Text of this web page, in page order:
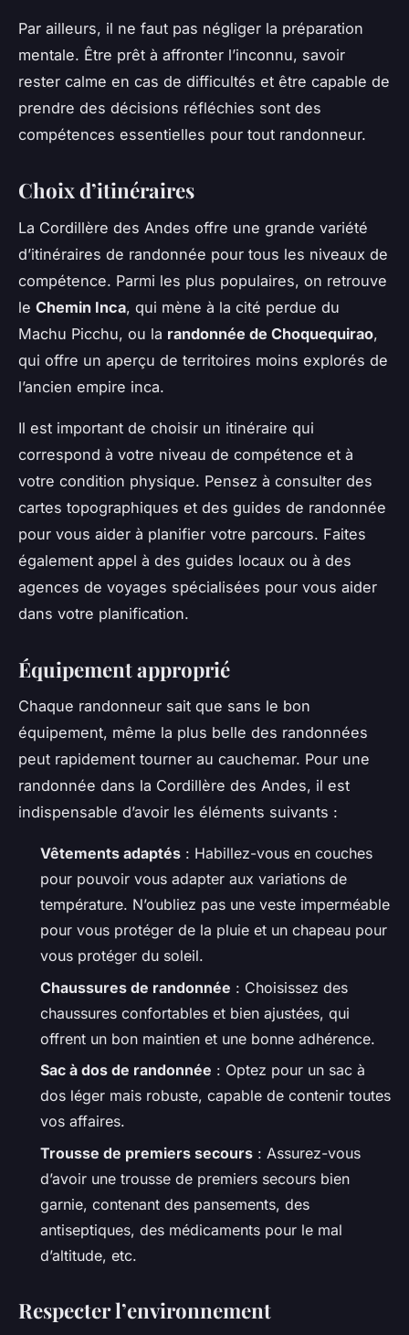
Par ailleurs, il ne faut pas négliger la préparation
mentale. Être prêt à affronter l’inconnu, savoir
rester calme en cas de difficultés et être capable de
prendre des décisions réfléchies sont des
compétences essentielles pour tout randonneur.
Choix d’itinéraires
La Cordillère des Andes offre une grande variété
d’itinéraires de randonnée pour tous les niveaux de
compétence. Parmi les plus populaires, on retrouve
le Chemin Inca, qui mène à la cité perdue du
Machu Picchu, ou la randonnée de Choquequirao,
qui offre un aperçu de territoires moins explorés de
l’ancien empire inca.
Il est important de choisir un itinéraire qui
correspond à votre niveau de compétence et à
votre condition physique. Pensez à consulter des
cartes topographiques et des guides de randonnée
pour vous aider à planifier votre parcours. Faites
également appel à des guides locaux ou à des
agences de voyages spécialisées pour vous aider
dans votre planification.
Équipement approprié
Chaque randonneur sait que sans le bon
équipement, même la plus belle des randonnées
peut rapidement tourner au cauchemar. Pour une
randonnée dans la Cordillère des Andes, il est
indispensable d’avoir les éléments suivants :
Vêtements adaptés : Habillez-vous en couches
pour pouvoir vous adapter aux variations de
température. N’oubliez pas une veste imperméable
pour vous protéger de la pluie et un chapeau pour
vous protéger du soleil.
Chaussures de randonnée : Choisissez des
chaussures confortables et bien ajustées, qui
offrent un bon maintien et une bonne adhérence.
Sac à dos de randonnée : Optez pour un sac à
dos léger mais robuste, capable de contenir toutes
vos affaires.
Trousse de premiers secours : Assurez-vous
d’avoir une trousse de premiers secours bien
garnie, contenant des pansements, des
antiseptiques, des médicaments pour le mal
d’altitude, etc.
Respecter l’environnement